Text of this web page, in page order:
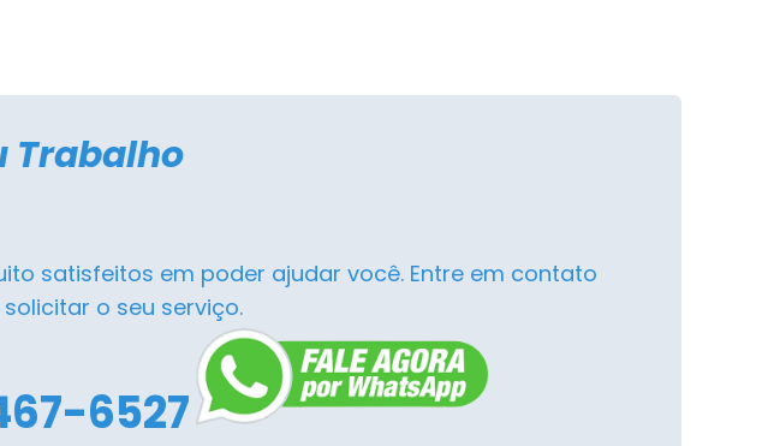
Trabalho
satisfeitos em poder ajudar você. Entre em contato
o seu serviço.
6527